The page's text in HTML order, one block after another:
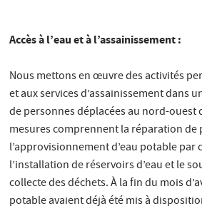
Accès à l’eau et à l’assainissement :
Nous mettons en œuvre des activités
et aux services d’assainissement dans
de personnes déplacées au nord-ouest
mesures comprennent la réparation de
l’approvisionnement d’eau potable par
l’installation de réservoirs d’eau et le
collecte des déchets. À la fin du mois
potable avaient déjà été mis à